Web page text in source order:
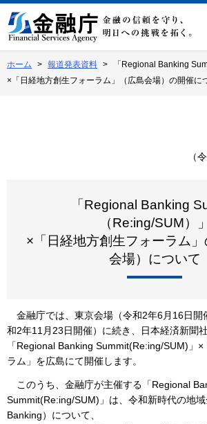
文
へ
動
ホーム 報道発表資料
「Regional Banking
×「日経地方創生フォーラム」（広島会場）の開催に
（
「Regional Banking
（Re:ing/SUM）」
×「日経地方創生フォーラム
会場）について
金融庁では、東京会場（令和2年6月16日開
和2年11月23日開催）に続き、日本経済新聞
「Regional Banking Summit(Re:ing/SUM)」
ラム」を広島にて開催します。
このうち、金融庁が主催する「Regional
Summit(Re:ing/SUM)」は、令和新時代の地
Banking）について、